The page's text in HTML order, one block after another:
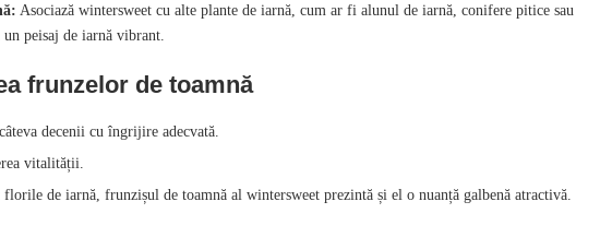
Asociază wintersweet cu alte plante de iarnă, cum ar fi alunul de iarnă, conifere pitice sau
peisaj de iarnă vibrant.
frunzelor de toamnă
decenii cu îngrijire adecvată.
vitalității.
de iarnă, frunzișul de toamnă al wintersweet prezintă și el o nuanță galbenă atractivă.